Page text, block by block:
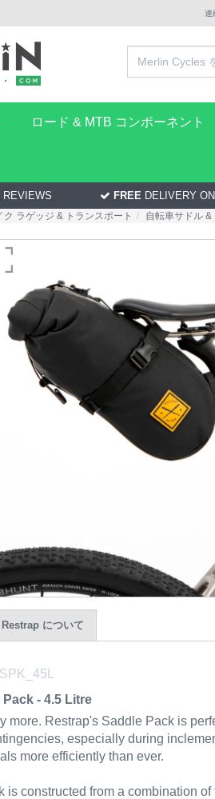
連
ロード & MTB コンポーネント
REVIEWS FREE DELIVERY
ク ラゲッジ & トランスポート 自転車サドル &
Restrap について
- 4.5 Litre
more. Restrap's Saddle Pack is
especially during
more efficiently than ever.
is constructed from a combination